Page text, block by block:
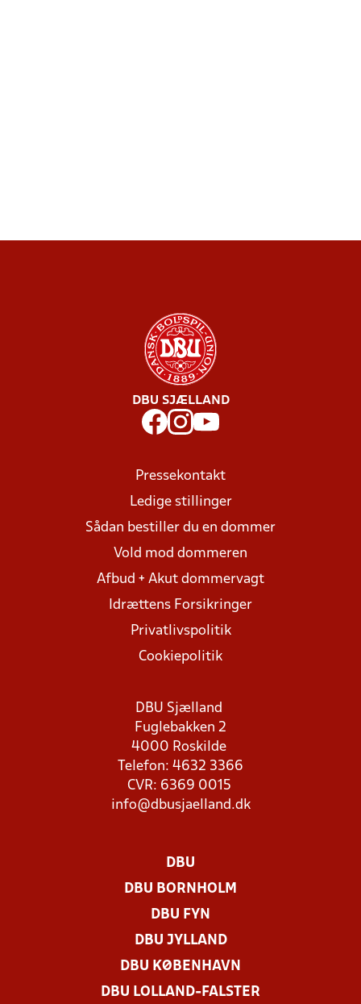
DBU SJÆLLAND
Pressekontakt
Ledige stillinger
Sådan bestiller du en dommer
Vold mod dommeren
Afbud + Akut dommervagt
Idrættens Forsikringer
Privatlivspolitik
Cookiepolitik
DBU Sjælland
Fuglebakken 2
4000 Roskilde
Telefon: 4632 3366
CVR: 6369 0015
info@dbusjaelland.dk
DBU
DBU BORNHOLM
DBU FYN
DBU JYLLAND
DBU KØBENHAVN
DBU LOLLAND-FALSTER